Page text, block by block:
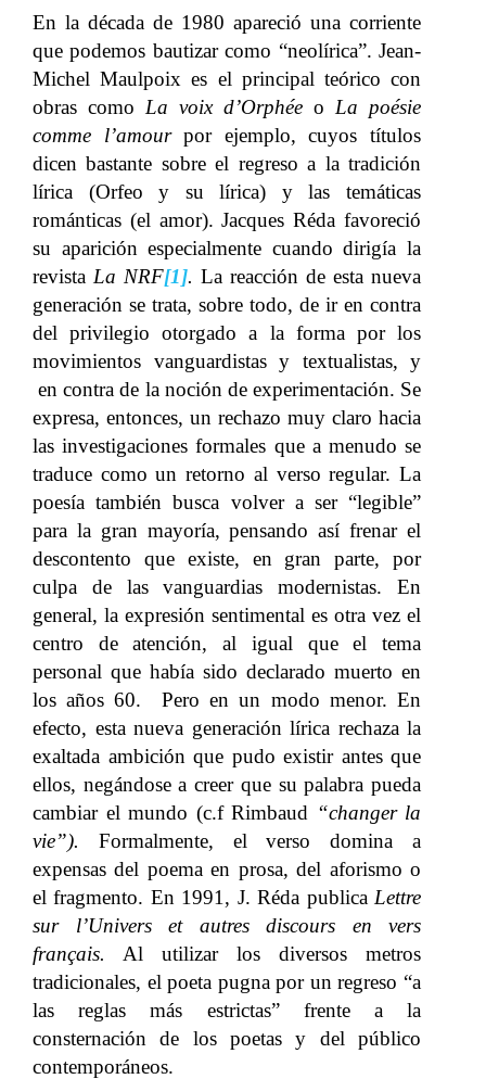
En la década de 1980 apareció una corriente
que podemos bautizar como “neolírica”. Jean-
Michel Maulpoix es el principal teórico con
obras como La voix d’Orphée o La poésie
comme l’amourpor ejemplo, cuyos títulos
dicen bastante sobre el regreso a la tradición
lírica (Orfeo y su lírica) y las temáticas
románticas (el amor). Jacques Réda favoreció
su aparición especialmente cuando dirigía la
revista La NRF[1]. La reacción de esta nueva
generación se trata, sobre todo, de ir en contra
del privilegio otorgado a la forma por los
movimientos vanguardistas y textualistas, y
en contra de la noción de experimentación. Se
expresa, entonces, un rechazo muy claro hacia
las investigaciones formales que a menudo se
traduce como un retorno al verso regular. La
poesía también busca volver a ser “legible”
para la gran mayoría, pensando así frenar el
descontento que existe, en gran parte, por
culpa de las vanguardias modernistas. En
general, la expresión sentimental es otra vez el
centro de atención, al igual que el tema
personal que había sido declarado muerto en
los años 60. Pero en un modo menor. En
efecto, esta nueva generación lírica rechaza la
exaltada ambición que pudo existir antes que
ellos, negándose a creer que su palabra pueda
cambiar el mundo (c.f Rimbaud “changer la
vie”). Formalmente, el verso domina a
expensas del poema en prosa, del aforismo o
el fragmento. En 1991, J. Réda publica Lettre
sur l’Univers et autres discours en vers
français. Al utilizar los diversos metros
tradicionales, el poeta pugna por un regreso “a
las reglas más estrictas” frente a la
consternación de los poetas y del público
contemporáneos.